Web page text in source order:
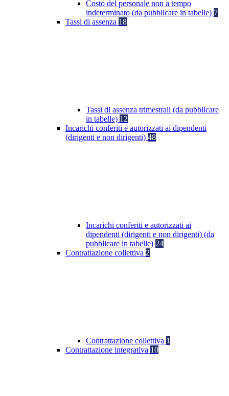
Costo del personale non a tempo
indeterminato (da pubblicare in tabelle) 7
Tassi di assenza 18
Tassi di assenza trimestrali (da pubblicare
in tabelle) 12
Incarichi conferiti e autorizzati ai dipendenti
(dirigenti e non dirigenti) 48
Incarichi conferiti e autorizzati ai
dipendenti (dirigenti e non dirigenti) (da
pubblicare in tabelle) 24
Contrattazione collettiva 2
Contrattazione collettiva 1
Contrattazione integrativa 10